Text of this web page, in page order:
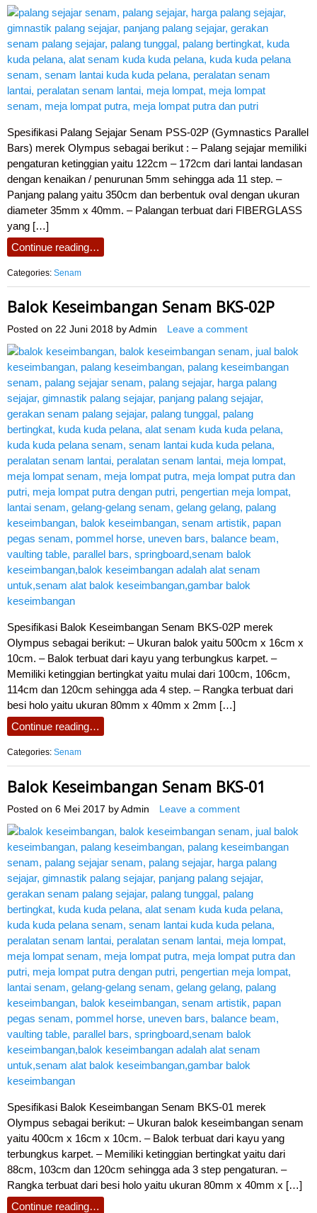
Spesifikasi Palang Sejajar Senam PSS-02P (Gymnastics Parallel
Bars) merek Olympus sebagai berikut : – Palang sejajar memiliki
pengaturan ketinggian yaitu 122cm – 172cm dari lantai landasan
dengan kenaikan / penurunan 5mm sehingga ada 11 step. –
Panjang palang yaitu 350cm dan berbentuk oval dengan ukuran
diameter 35mm x 40mm. – Palangan terbuat dari FIBERGLASS
yang […]
Continue reading…
Categories: Senam
Balok Keseimbangan Senam BKS-02P
Posted on 22 Juni 2018 by Admin Leave a comment
Spesifikasi Balok Keseimbangan Senam BKS-02P merek
Olympus sebagai berikut: – Ukuran balok yaitu 500cm x 16cm x
10cm. – Balok terbuat dari kayu yang terbungkus karpet. –
Memiliki ketinggian bertingkat yaitu mulai dari 100cm, 106cm,
114cm dan 120cm sehingga ada 4 step. – Rangka terbuat dari
besi holo yaitu ukuran 80mm x 40mm x 2mm […]
Continue reading…
Categories: Senam
Balok Keseimbangan Senam BKS-01
Posted on 6 Mei 2017 by Admin Leave a comment
Spesifikasi Balok Keseimbangan Senam BKS-01 merek
Olympus sebagai berikut: – Ukuran balok keseimbangan senam
yaitu 400cm x 16cm x 10cm. – Balok terbuat dari kayu yang
terbungkus karpet. – Memiliki ketinggian bertingkat yaitu dari
88cm, 103cm dan 120cm sehingga ada 3 step pengaturan. –
Rangka terbuat dari besi holo yaitu ukuran 80mm x 40mm x […]
Continue reading…